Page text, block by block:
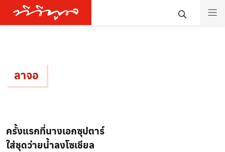
ลาจอ
ครั้งแรกที่นางเอกซุปตาร์
ใส่ชุดว่ายน้ำลงโซเชียล